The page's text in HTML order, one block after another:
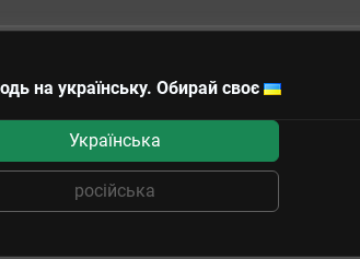
Magic "Карты Мираж" с DVD
Oid Magic "Карты Мираж"
на українську. Обирай своє
Українська
російська